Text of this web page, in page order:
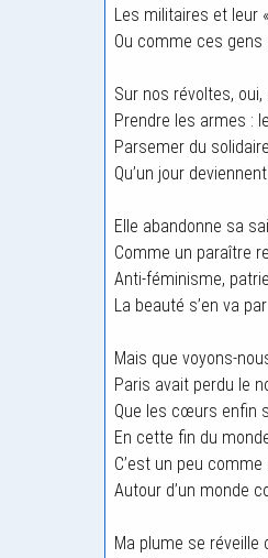
Les militaires et leur
Ou comme ces gens
Sur nos révoltes,
Prendre les armes :
Parsemer du
Qu’un jour
Elle abandonne sa
Comme un paraître
Anti-féminisme,
La beauté s’en va
Mais que voyons-
Paris avait perdu le
Que les cœurs enfin
En cette fin du
C’est un peu
Autour d’un monde
Ma plume se réveille